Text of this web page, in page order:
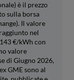
è il prezzo
sulla borsa
Il valore
nel
€/kWh con
valore
di Giugno 2026,
GME sono al